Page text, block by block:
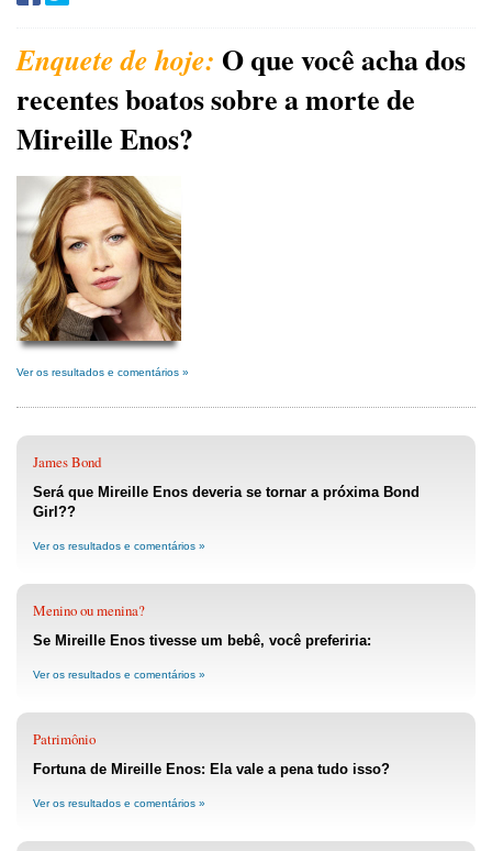
O que você acha dos
recentes boatos sobre a morte de
Mireille Enos?
Ver os resultados e comentários »
James Bond
Será que Mireille Enos deveria se tornar a próxima Bond
Girl??
Ver os resultados e comentários »
Menino ou menina?
Se Mireille Enos tivesse um bebê, você preferiria:
Ver os resultados e comentários »
Patrimônio
Fortuna de Mireille Enos: Ela vale a pena tudo isso?
Ver os resultados e comentários »